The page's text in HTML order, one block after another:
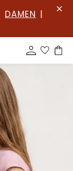
DAMEN |